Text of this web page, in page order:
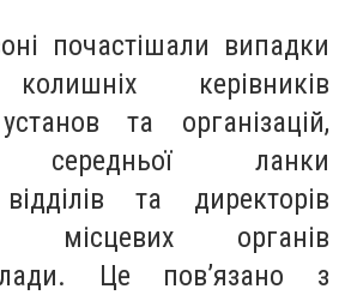
почастішали випадки
керівників
та організацій,
середньої ланки
та директорів
місцевих органів
Це пов’язано з